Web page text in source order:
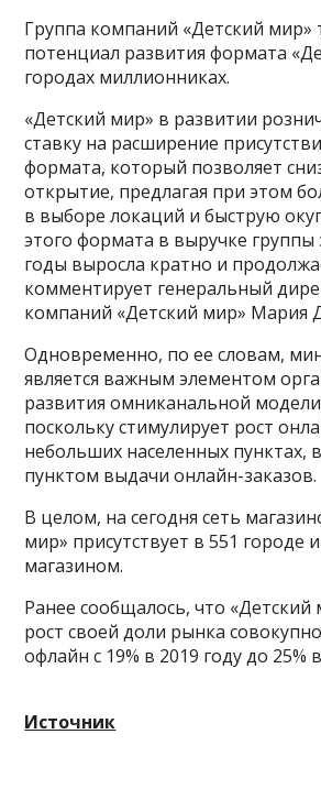
Группа компаний «Детский мир»
потенциал развития формата
городах миллионниках.
«Детский мир» в развитии
ставку на расширение
формата, который позволяет
открытие, предлагая при этом
в выборе локаций и быструю
этого формата в выручке группы
годы выросла кратно и
комментирует генеральный
компаний «Детский мир» Мария
Одновременно, по ее словам,
является важным элементом
развития омниканальной
поскольку стимулирует рост
небольших населенных пунктах,
пунктом выдачи онлайн-заказов.
В целом, на сегодня сеть
мир» присутствует в 551 городе
магазином.
Ранее сообщалось, что
рост своей доли рынка
офлайн с 19% в 2019 году до 25%
Источник